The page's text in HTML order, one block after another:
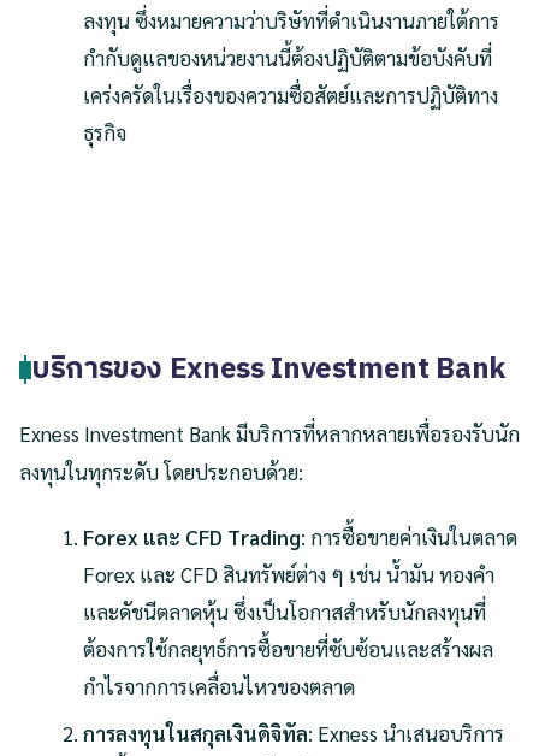
ลงทุน ซึ่งหมายความว่าบริษัทที่ดำเนินงานภายใต้การ
กำกับดูแลของหน่วยงานนี้ต้องปฏิบัติตามข้อบังคับที่
เคร่งครัดในเรื่องของความซื่อสัตย์และการปฏิบัติทาง
ธุรกิจ
บริการของ Exness Investment Bank
Exness Investment Bank มีบริการที่หลากหลายเพื่อรองรับนัก
ลงทุนในทุกระดับ โดยประกอบด้วย:
Forex และ CFD Trading: การซื้อขายค่าเงินในตลาด
Forex และ CFD สินทรัพย์ต่าง ๆ เช่น น้ำมัน ทองคำ
และดัชนีตลาดหุ้น ซึ่งเป็นโอกาสสำหรับนักลงทุนที่
ต้องการใช้กลยุทธ์การซื้อขายที่ซับซ้อนและสร้างผล
กำไรจากการเคลื่อนไหวของตลาด
การลงทุนในสกุลเงินดิจิทัล: Exness นำเสนอบริการ